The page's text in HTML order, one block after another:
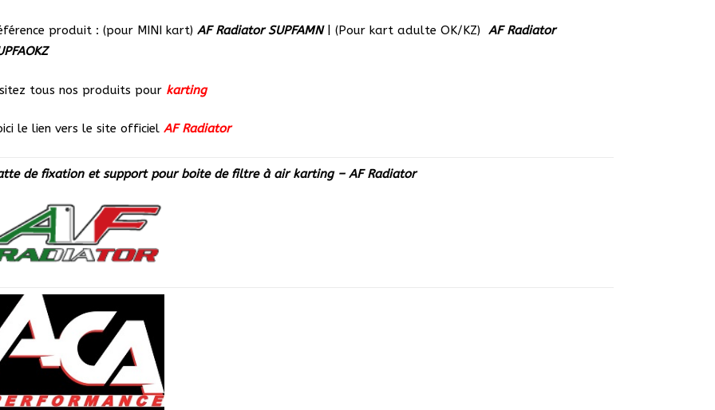
produit : (pour MINI kart)AF RadiatorSUPFAMN | (Pour kart adulte OK/KZ)AF Radiator
tous nos produits pour karting
le lien vers le site officielAF Radiator
de fixation et support pour boite de filtre à air karting – AF Radiator